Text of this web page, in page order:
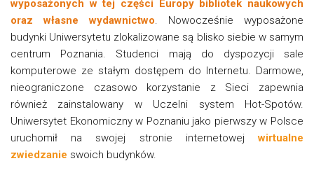
wyposażonych w tej części Europy bibliotek naukowych
oraz własne wydawnictwo. Nowocześnie wyposażone
budynki Uniwersytetu zlokalizowane są blisko siebie w samym
centrum Poznania. Studenci mają do dyspozycji sale
komputerowe ze stałym dostępem do Internetu. Darmowe,
nieograniczone czasowo korzystanie z Sieci zapewnia
również zainstalowany w Uczelni system Hot-Spotów.
Uniwersytet Ekonomiczny w Poznaniu jako pierwszy w Polsce
uruchomił na swojej stronie internetowejwirtualne
zwiedzanie swoich budynków.